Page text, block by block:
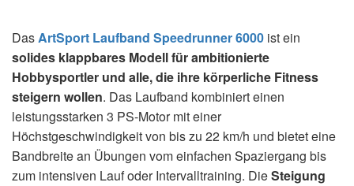
DasArtSport Laufband Speedrunner 6000 ist ein
solides klappbares Modellfür ambitionierte
Hobbysportler und alle, die ihre körperliche Fitness
steigern wollen. Das Laufband kombiniert einen
leistungsstarken 3 PS-Motor mit einer
Höchstgeschwindigkeit von bis zu 22 km/h und bietet eine
Bandbreite an Übungen vom einfachen Spaziergang bis
zum intensiven Lauf oder Intervalltraining. DieSteigung